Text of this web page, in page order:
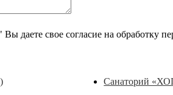
даете свое согласие на обработку
Санаторий